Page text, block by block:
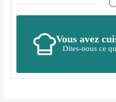
Vous avez
Dites-nous ce